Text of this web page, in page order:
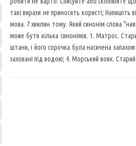
такі вирази не приносять користі; Напишіть
мова. 7 хвилин тому. Який синонім слова
може бути кілька синонімів. 1. Матрос.
штани, і його сорочка була насичена
заховані під водою; 4. Морський вовк.